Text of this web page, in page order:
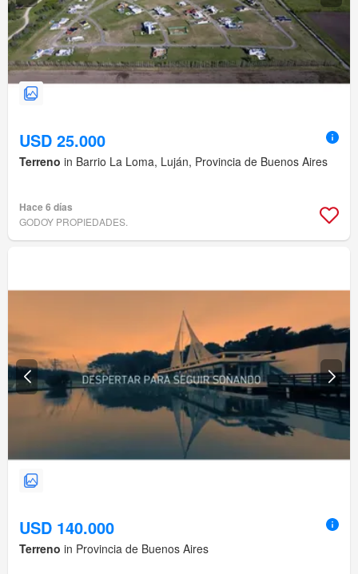
USD 25.000
Terreno in Barrio La Loma, Luján, Provincia de Buenos Aires
Hace 6 días
GODOY PROPIEDADES.
USD 140.000
Terreno in Provincia de Buenos Aires